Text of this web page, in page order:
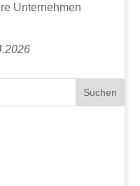
Unternehmen